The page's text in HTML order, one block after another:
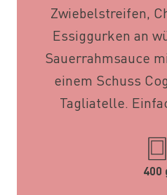
Zwiebelstreifen,
Essiggurken an
Sauerrahmsauce
einem Schuss
Tagliatelle.
400